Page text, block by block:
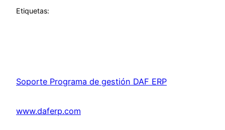
Etiquetas:
Soporte Programa de gestión DAF ERP
www.daferp.com